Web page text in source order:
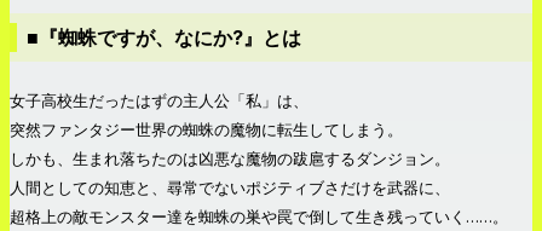
■『蜘蛛ですが、なにか?』とは
女子高校生だったはずの主人公「私」は、
突然ファンタジー世界の蜘蛛の魔物に転生してしまう。
しかも、生まれ落ちたのは凶悪な魔物の跋扈するダンジョン。
人間としての知恵と、尋常でないポジティブさだけを武器に、
超格上の敵モンスター達を蜘蛛の巣や罠で倒して生き残っていく……。